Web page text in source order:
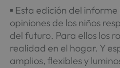
▪ Esta edición del
opiniones de los niños
del futuro. Para ellos los
realidad en el hogar. Y
amplios, flexibles y